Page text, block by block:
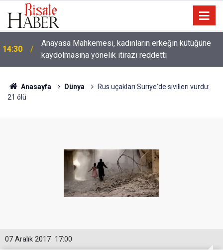
14:30
Anayasa Mahkemesi, kadınların erkeğin kütüğüne
kaydolmasına yönelik itirazı reddetti
Anasayfa Dünya
Rus uçakları Suriye'de sivilleri vurdu:
21 ölü
17:00
07 Aralık 2017